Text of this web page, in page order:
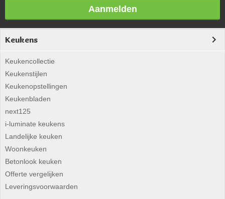
Aanmelden
Keukens
Keukencollectie
Keukenstijlen
Keukenopstellingen
Keukenbladen
next125
i-luminate keukens
Landelijke keuken
Woonkeuken
Betonlook keuken
Offerte vergelijken
Leveringsvoorwaarden